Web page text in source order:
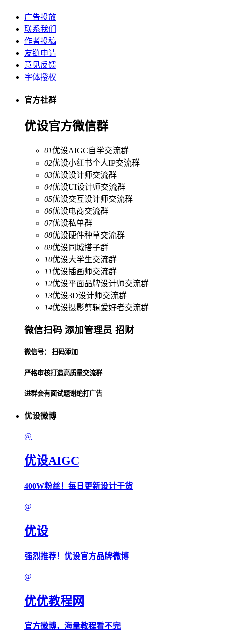
广告投放
联系我们
作者投稿
友链申请
意见反馈
字体授权
官方社群
优设官方微信群
01优设AIGC自学交流群
02优设小红书个人IP交流群
03优设设计师交流群
04优设UI设计师交流群
05优设交互设计师交流群
06优设电商交流群
07优设私单群
08优设硬件种草交流群
09优设同城搭子群
10优设大学生交流群
11优设插画师交流群
12优设平面品牌设计师交流群
13优设3D设计师交流群
14优设摄影剪辑爱好者交流群
微信扫码 添加管理员 招财
微信号： 扫码添加
严格审核打造高质量交流群
进群会有面试题谢绝打广告
优设微博
@
优设AIGC
400W粉丝！每日更新设计干货
@
优设
强烈推荐！优设官方品牌微博
@
优优教程网
官方微博，海量教程看不完